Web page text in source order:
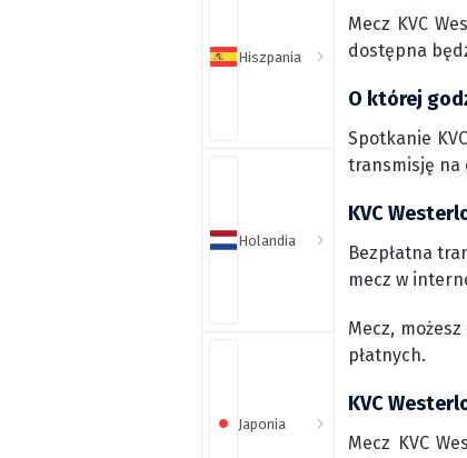
Hiszpania
Holandia
Japonia
Mecz KVC
dostępna
O której
Spotkanie
transmisję na
KVC
Bezpłatna
mecz w
Mecz,
płatnych.
KVC
Mecz KVC